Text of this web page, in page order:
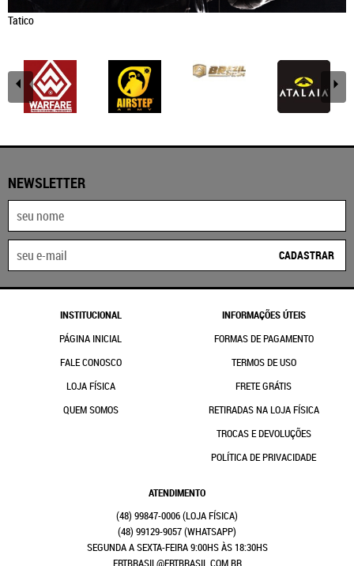
Tatico
NEWSLETTER
CADASTRAR
INSTITUCIONAL
PÁGINA INICIAL
FALE CONOSCO
LOJA FÍSICA
QUEM SOMOS
INFORMAÇÕES ÚTEIS
FORMAS DE PAGAMENTO
TERMOS DE USO
FRETE GRÁTIS
RETIRADAS NA LOJA FÍSICA
TROCAS E DEVOLUÇÕES
POLÍTICA DE PRIVACIDADE
ATENDIMENTO
(48) 99847-0006
(48) 99129-9057(WHATSAPP)
SEGUNDA A SEXTA-FEIRA 9:00HS ÀS 18:30HS
FRTBRASIL@FRTBRASIL.COM.BR